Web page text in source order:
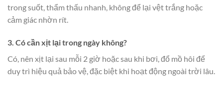
trong suốt, thẩm thấu nhanh, không để lại vệt trắng hoặc
cảm giác nhờn rít.
3. Có cần xịt lại trong ngày không?
Có, nên xịt lại sau mỗi 2 giờ hoặc sau khi bơi, đổ mồ hôi để
duy trì hiệu quả bảo vệ, đặc biệt khi hoạt động ngoài trời lâu.